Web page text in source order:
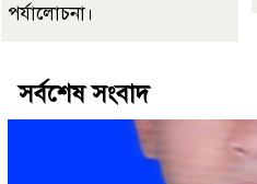
পর্যালোচনা।
সর্বশেষ সংবাদ